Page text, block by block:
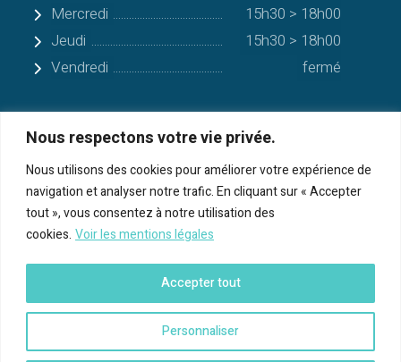
Nous respectons votre vie privée.
Nous utilisons des cookies pour améliorer votre expérience de
navigation et analyser notre trafic. En cliquant sur « Accepter
tout », vous consentez à notre utilisation des
cookies. Voir les mentions légales
Personnaliser
Accepter tout
Mercredi
15h30 > 18h00
Jeudi
15h30 > 18h00
Vendredi
fermé
Quelques communes alentours
Serres-sur-Arget
Bénac
Foix